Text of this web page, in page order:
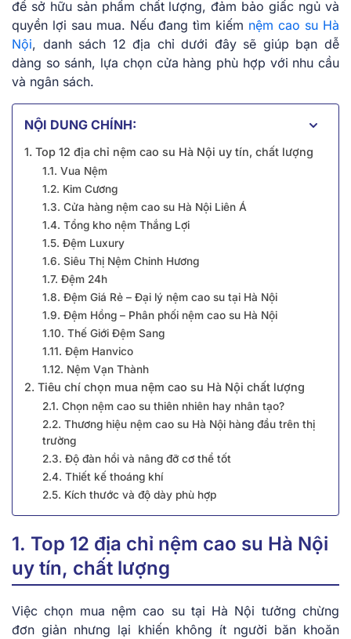
để sở hữu sản phẩm chất lượng, đảm bảo giấc ngủ và
quyền lợi sau mua. Nếu đang tìm kiếm nệm cao su Hà
Nội, danh sách 12 địa chỉ dưới đây sẽ giúp bạn dễ
dàng so sánh, lựa chọn cửa hàng phù hợp với nhu cầu
và ngân sách.
NỘI DUNG CHÍNH:
1. Top 12 địa chỉ nệm cao su Hà Nội uy tín, chất lượng
1.1. Vua Nệm
1.2. Kim Cương
1.3. Cửa hàng nệm cao su Hà Nội Liên Á
1.4. Tổng kho nệm Thắng Lợi
1.5. Đệm Luxury
1.6. Siêu Thị Nệm Chinh Hương
1.7. Đệm 24h
1.8. Đệm Giá Rẻ – Đại lý nệm cao su tại Hà Nội
1.9. Đệm Hồng – Phân phối nệm cao su Hà Nội
1.10. Thế Giới Đệm Sang
1.11. Đệm Hanvico
1.12. Nệm Vạn Thành
2. Tiêu chí chọn mua nệm cao su Hà Nội chất lượng
2.1. Chọn nệm cao su thiên nhiên hay nhân tạo?
2.2. Thương hiệu nệm cao su Hà Nội hàng đầu trên thị
trường
2.3. Độ đàn hồi và nâng đỡ cơ thể tốt
2.4. Thiết kế thoáng khí
2.5. Kích thước và độ dày phù hợp
1. Top 12 địa chỉ nệm cao su Hà Nội
uy tín, chất lượng
Việc chọn mua nệm cao su tại Hà Nội tưởng chừng
đơn giản nhưng lại khiến không ít người băn khoăn